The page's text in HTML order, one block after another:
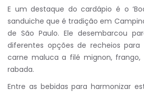
E um destaque do cardápio é o
sanduiche que é tradição em
de São Paulo. Ele desembarcou
diferentes opções de recheios para
carne maluca a filé mignon, frango,
rabada.
Entre as bebidas para harmonizar